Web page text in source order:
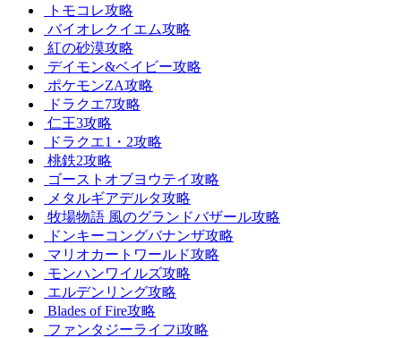
トモコレ攻略
バイオレクイエム攻略
紅の砂漠攻略
デイモン&ベイビー攻略
ポケモンZA攻略
ドラクエ7攻略
仁王3攻略
ドラクエ1・2攻略
桃鉄2攻略
ゴーストオブヨウテイ攻略
メタルギアデルタ攻略
牧場物語 風のグランドバザール攻略
ドンキーコングバナンザ攻略
マリオカートワールド攻略
モンハンワイルズ攻略
エルデンリング攻略
Blades of Fire攻略
ファンタジーライフi攻略